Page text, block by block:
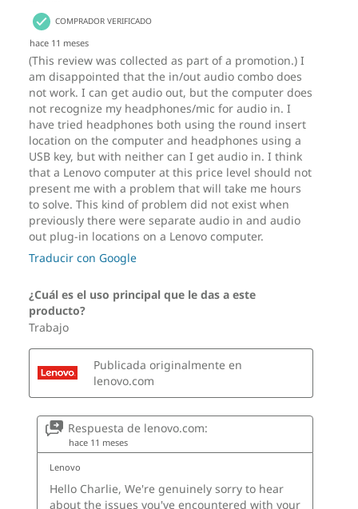
Certificaciones/Registros
ENERGY STAR
ERP LOT 3
Forest Stewardship Council®(FSC)
GREENGUARD®
RoHS
TCO 10.0
Certificación TÜV de nivel de ruido ultra bajo
Estos son posibles componentes y cualidades de este producto. Los
mismos no son de carácter contractual y varían según el modelo elegido y
su configuración.
ThinkShield Security
Módulo de plataforma de confianza discreta (dTPM)
2.0
Kensington Security Slot™
Opcional: Bloqueo electrónico del chasis
Opcional: Interruptor de intrusión del chasis
Opcional: Seguridad de la plataforma Intel vPro
Opcional: Cable de interruptor de intrusión
Opcional: Pinza para cables inteligente
Lazo para candado